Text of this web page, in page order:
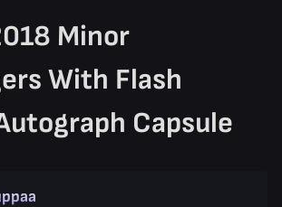
Minor
With Flash
Capsule